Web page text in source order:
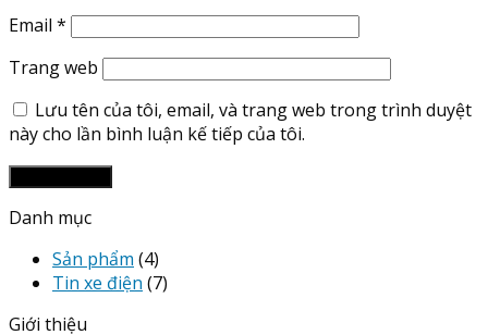
Email *
Trang web
Lưu tên của tôi, email, và trang web trong trình duyệt
này cho lần bình luận kế tiếp của tôi.
Danh mục
Sản phẩm (4)
Tin xe điện (7)
Giới thiệu